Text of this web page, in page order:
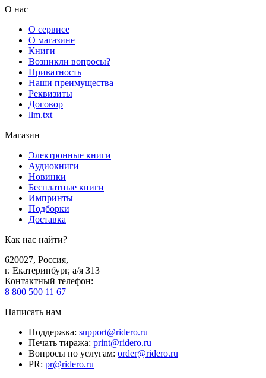
О нас
О сервисе
О магазине
Книги
Возникли вопросы?
Приватность
Наши преимущества
Реквизиты
Договор
llm.txt
Магазин
Электронные книги
Аудиокниги
Новинки
Бесплатные книги
Импринты
Подборки
Доставка
Как нас найти?
620027, Россия,
г. Екатеринбург, а/я 313
Контактный телефон:
8 800 500 11 67
Написать нам
Поддержка: support@ridero.ru
Печать тиража: print@ridero.ru
Вопросы по услугам: order@ridero.ru
PR: pr@ridero.ru